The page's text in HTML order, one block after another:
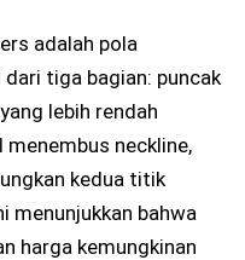
adalah pola
tiga bagian: puncak
lebih rendah
neckline,
kedua titik
menunjukkan bahwa
harga kemungkinan